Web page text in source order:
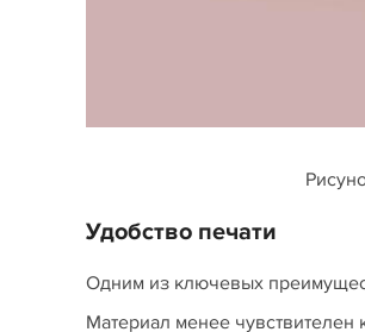
Удобство печати
Одним из ключевых
Материал менее